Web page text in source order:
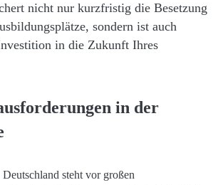
nicht nur kurzfristig die Besetzung
sondern ist auch
in die Zukunft Ihres
in der
steht vor großen